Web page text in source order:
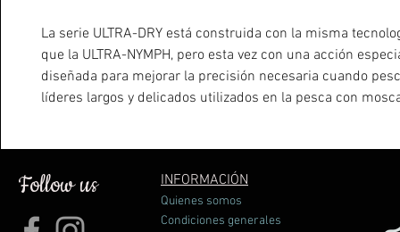
La serie ULTRA-DRYestá construida con la misma
que la ULTRA-NYMPH,pero esta vez con una acción
diseñada para mejorar la precisión necesaria cuando
líderes largos y delicados utilizados en la pesca con
Follow us INFORMACIÓN
Quienes somos
Condiciones generales